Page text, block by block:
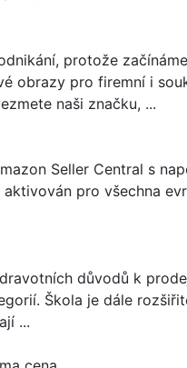
protože
obrazy pro firemní i
naši značku, ...
Seller Central s
pro všechna
důvodů k
Škola je dále
...